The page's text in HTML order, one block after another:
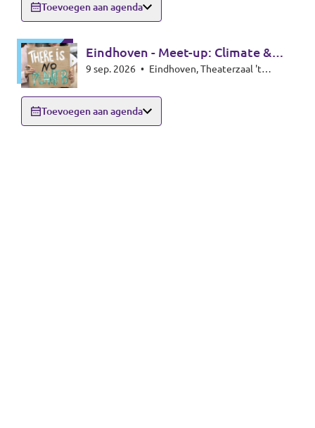
Toevoegen aan agenda
Eindhoven - Meet-up: Climate &
Energy special
9 sep. 2026 •
Eindhoven
Toevoegen aan agenda